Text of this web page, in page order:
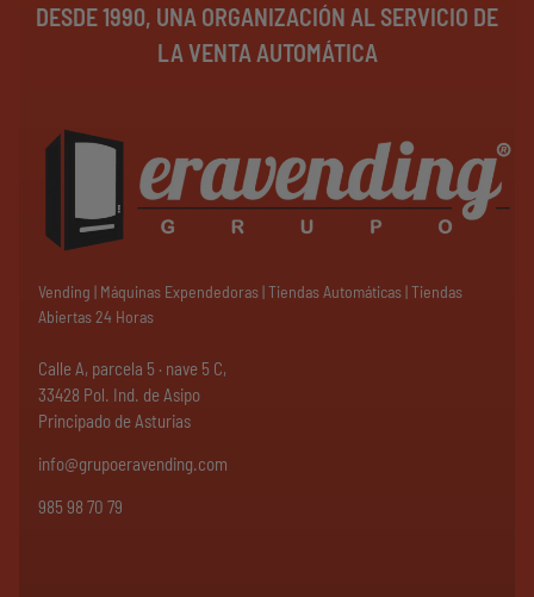
DESDE 1990, UNA ORGANIZACIÓN AL SERVICIO DE
LA VENTA AUTOMÁTICA
Vending | Máquinas Expendedoras | Tiendas Automáticas | Tiendas
Abiertas 24 Horas
Calle A, parcela 5 · nave 5 C,
33428 Pol. Ind. de Asipo
Principado de Asturias
info@grupoeravending.com
985 98 70 79